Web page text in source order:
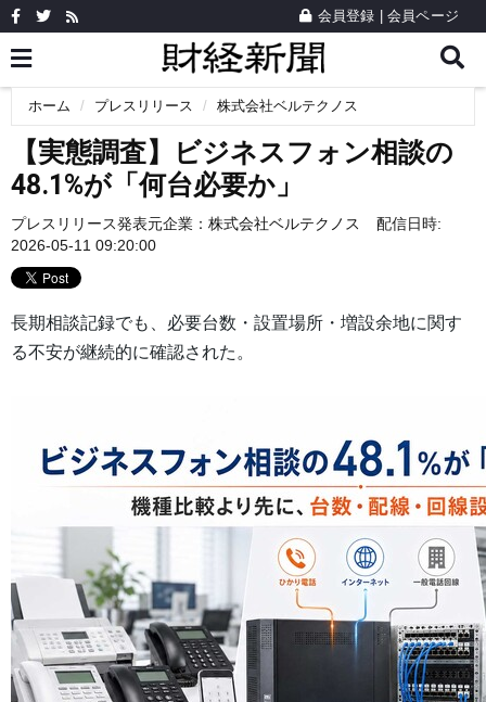
会員登録 会員ページ
ホーム プレスリリース 株式会社ベルテクノス
【実態調査】ビジネスフォン相談の
48.1%が「何台必要か」
プレスリリース発表元企業： 株式会社ベルテクノス
配信日時:
2026-05-11 09:20:00
長期相談記録でも、必要台数・設置場所・増設余地に関す
る不安が継続的に確認された。